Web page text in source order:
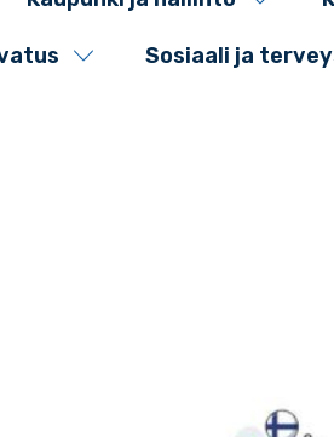
Sosiaali ja